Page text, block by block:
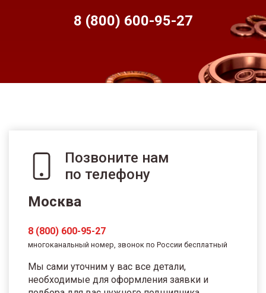
8 (800) 600-95-27
Позвоните нам
по телефону
Москва
8 (800) 600-95-27
многоканальный номер, звонок по России бесплатный
Мы сами уточним у вас все детали,
необходимые для оформления заявки и